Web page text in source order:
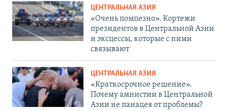
ЦЕНТРАЛЬНАЯ АЗИЯ
«Очень помпезно». Кортежи
президентов в Центральной Азии
и эксцессы, которые с ними
связывают
ЦЕНТРАЛЬНАЯ АЗИЯ
«Краткосрочное решение».
Почему амнистии в Центральной
Азии не панацея от проблемы?